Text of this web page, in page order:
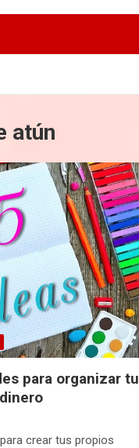
atún
para organizar tu
crear tus propios